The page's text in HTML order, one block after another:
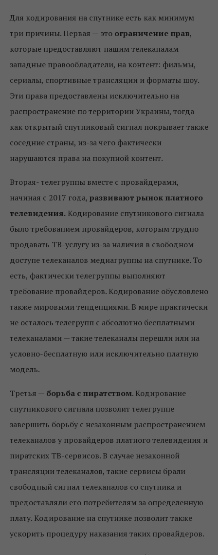
Для кодирования на спутнике есть как минимум
три причины. Первая — это ограничение прав,
которые предоставляют нашим телеканалам
западные правообладатели, на контент: фильмы,
сериалы, спортивные трансляции и форматы шоу.
Эти права предоставлены исключительно на
распространение по территории Украины, тогда
как открытый спутниковый сигнал покрывает также
соседние страны, из-за чего фактически
нарушаются права на покупной контент.
Вторая- телегруппы вместе с провайдерами,
начиная с 2017 года, развивают рынок платного
телевидения. Кодирование спутникового сигнала
было требованием провайдеров, которым трудно
продавать ТВ-услугу из-за наличия в свободном
доступе телеканалов медиагруппы на спутнике. То
есть, фактически телегруппы выполняют
требование провайдеров. Кодирование обусловлено
также мировыми тенденциями. В мире практически
не осталось телегрупп с абсолютно бесплатными
телеканалами — такие телеканалы перешли или на
условно-бесплатную или исключительно платную
модель.
Третья — борьба с пиратством. Кодирование
спутникового сигнала позволит телегруппе
завершить борьбу с незаконным распространением
телеканалов у провайдеров платного телевидения и
пиратских ТВ-сервисов. В случае незаконной
трансляции телеканалов, такие сервисы брали
свободный сигнал телеканалов со спутника и
предоставляли его потребителям за определенную
плату. Кодирование на спутнике позволит также
ускорить процедуру наказания таких провайдеров.